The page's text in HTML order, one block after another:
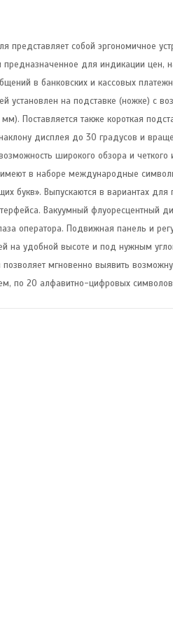
представляет собой эргономичное
для индикации цен,
в банковских и кассовых
установлен на подставке (ножке) с
Поставляется также короткая
дисплея до 30 градусов и
широкого обзора и
в наборе международные
букв». Выпускаются в вариантах для
Вакуумный флуоресцентный
оператора. Подвижная панель и
на удобной высоте и под нужным
позволяет мгновенно выявить
по 20 алфавитно-цифровых